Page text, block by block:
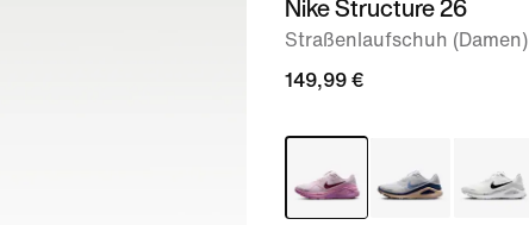
Nike Structure 26
Straßenlaufschuh (Damen)
149,99 €